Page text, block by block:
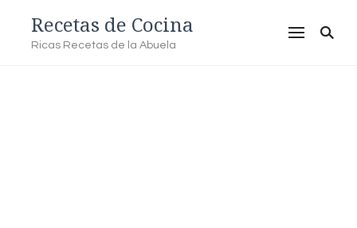
Recetas de Cocina
Ricas Recetas de la Abuela